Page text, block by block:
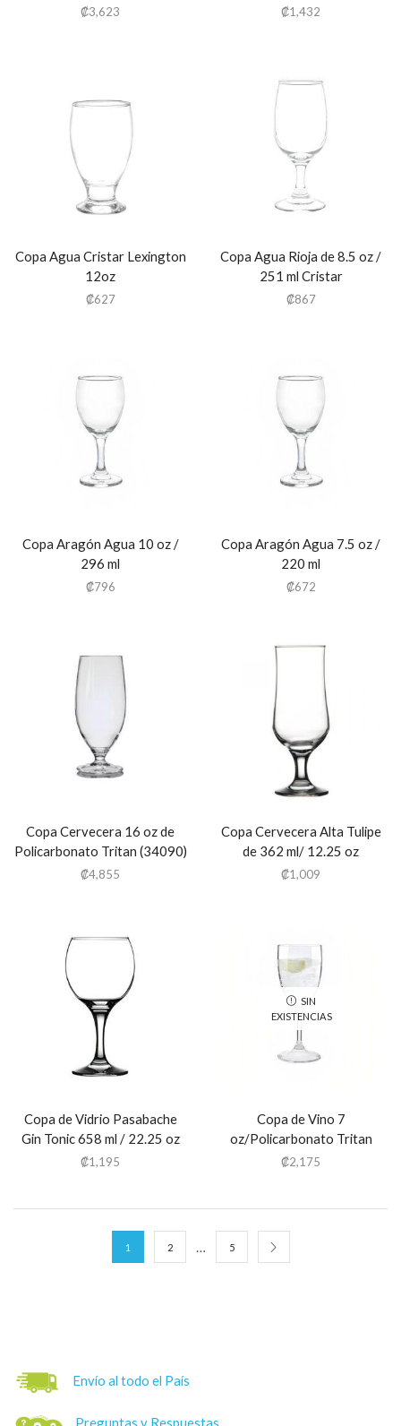
₡3,623 ₡1,432
Copa Agua Cristar Lexington
12oz
₡627
Copa Agua Rioja de 8.5 oz /
251 ml Cristar
₡867
Copa Aragón Agua 10 oz /
296 ml
₡796
Copa Aragón Agua 7.5 oz /
220 ml
₡672
Copa Cervecera 16 oz de
Policarbonato Tritan (34090)
₡4,855
Copa Cervecera Alta Tulipe
de 362 ml/ 12.25 oz
/Pasabache
₡1,009
Copa de Vidrio Pasabache
Gin Tonic 658 ml / 22.25 oz
₡1,195
SIN
EXISTENCIAS
Copa de Vino 7
oz/Policarbonato Tritan
₡2,175
1 2 … 5
Envío al todo el País
Preguntas y Respuestas